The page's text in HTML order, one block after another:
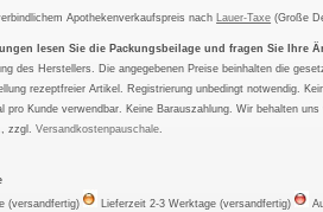
Apothekenverkaufspreis nach Lauer-Taxe (Große
lesen Sie die Packungsbeilage und fragen Sie Ihre
des Herstellers. Die angegebenen Preise beinhalten die
rezeptfreier Artikel. Registrierung unbedingt notwendig.
pro Kunde verwendbar. Keine Barauszahlung. Wir behalten
zzgl.Versandkostenpauschale.
(versandfertig)
Lieferzeit 2-3 Werktage (versandfertig)